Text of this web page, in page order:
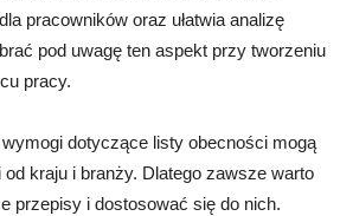
pracowników oraz ułatwia analizę
pod uwagę ten aspekt przy tworzeniu
pracy.
dotyczące listy obecności mogą
kraju i branży. Dlatego zawsze warto
przepisy i dostosować się do nich.